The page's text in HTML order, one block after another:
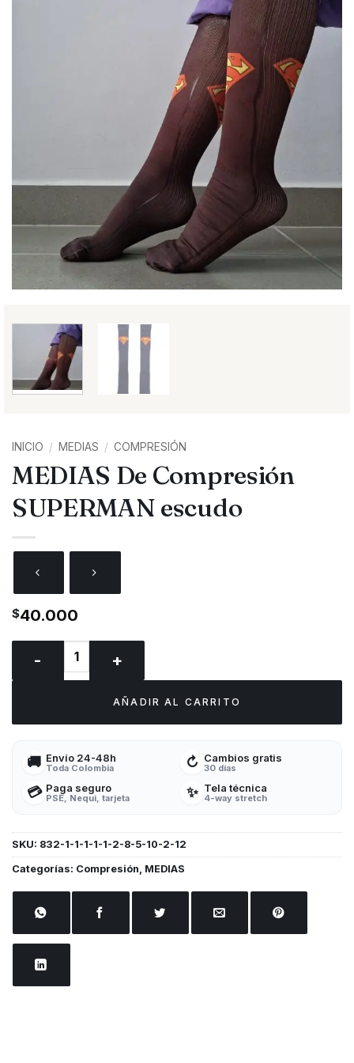
INICIO / MEDIAS / COMPRESIÓN
MEDIAS De Compresión
SUPERMAN escudo
$40.000
MEDIAS De Compresión SUPERMAN escudo cantidad
AÑADIR AL CARRITO
🚚 Envío 24-48h
Toda Colombia ↻ Cambios gratis
30 días
💳 Paga seguro
PSE, Nequi, tarjeta ✨ Tela técnica
4-way stretch
SKU: 832-1-1-1-1-1-2-8-5-10-2-12
Categorías: Compresión, MEDIAS